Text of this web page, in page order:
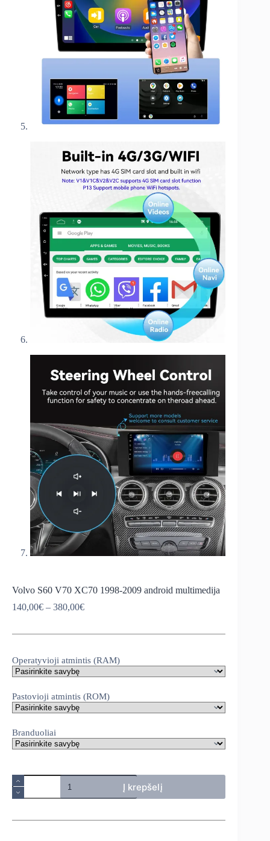
Volvo S60 V70 XC70 1998-2009 android multimedija
140,00€ – 380,00€Price
Operatyvioji atmintis (RAM)
Pastovioji atmintis (ROM)
Branduoliai
produkto
kiekis:
Volvo
V70
Į krepšelį